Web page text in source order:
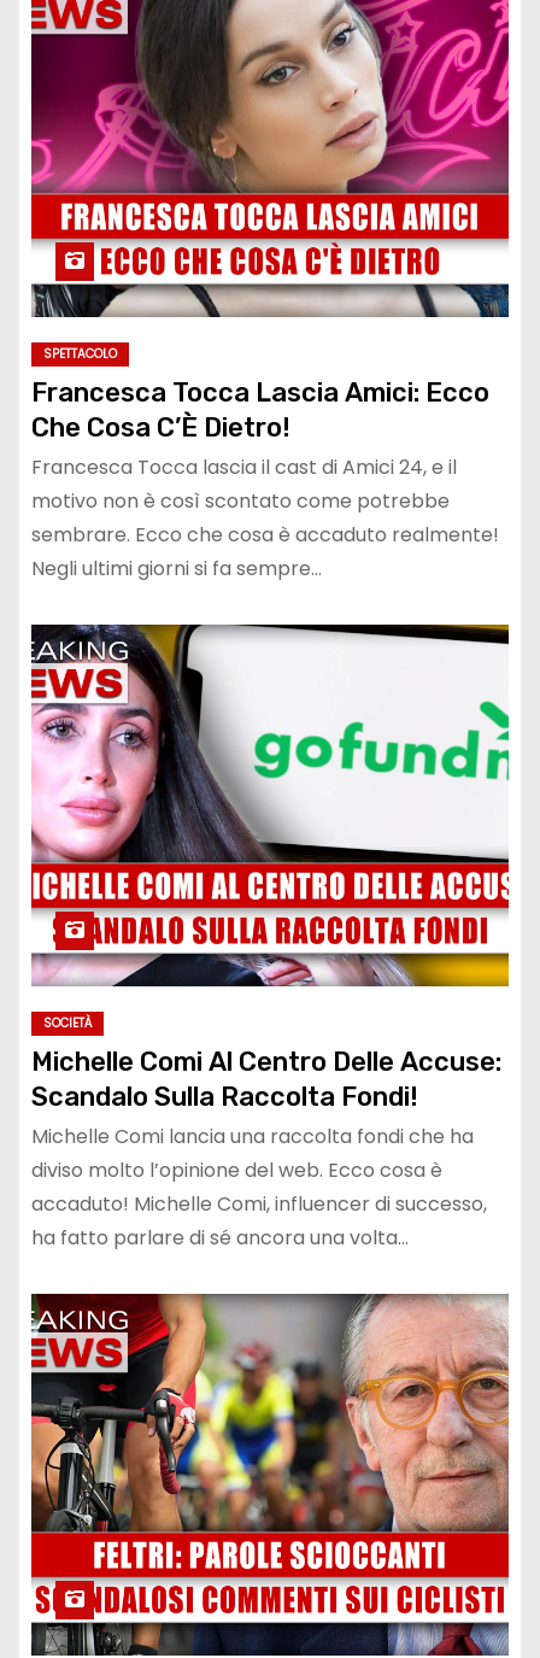
SPETTACOLO
Francesca Tocca Lascia Amici: Ecco
Che Cosa C’È Dietro!
Francesca Tocca lascia il cast di Amici 24, e il
motivo non è così scontato come potrebbe
sembrare. Ecco che cosa è accaduto realmente!
Negli ultimi giorni si fa sempre…
SOCIETÀ
Michelle Comi Al Centro Delle Accuse:
Scandalo Sulla Raccolta Fondi!
Michelle Comi lancia una raccolta fondi che ha
diviso molto l’opinione del web. Ecco cosa è
accaduto! Michelle Comi, influencer di successo,
ha fatto parlare di sé ancora una volta…